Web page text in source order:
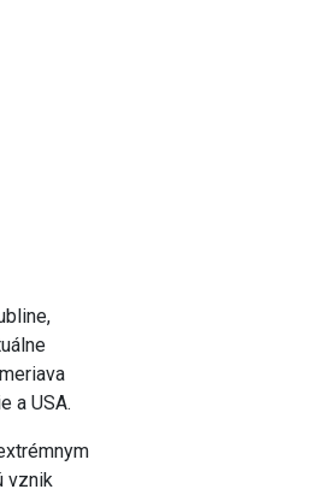
a USA.
vznik